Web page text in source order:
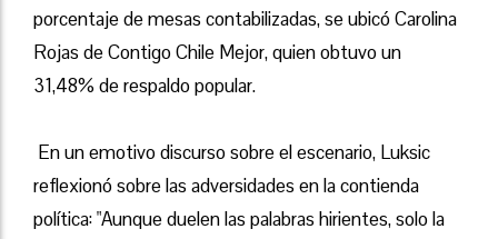
porcentaje de mesas contabilizadas, se ubicó Carolina
Rojas de Contigo Chile Mejor, quien obtuvo un
31,48% de respaldo popular.
En un emotivo discurso sobre el escenario, Luksic
reflexionó sobre las adversidades en la contienda
política: "Aunque duelen las palabras hirientes, solo la